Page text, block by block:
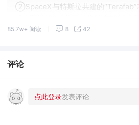
②SpaceX与特斯拉共建的“Terafab”
85.7w+ 阅读 8 42
评论